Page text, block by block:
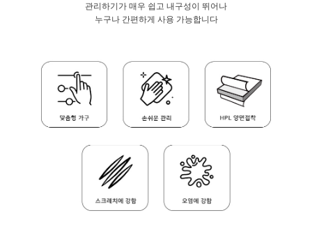
관리하기가 매우 쉽고 내구성이 뛰어나
누구나 간편하게 사용 가능합니다